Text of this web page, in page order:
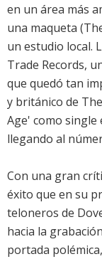
en un área más
una maqueta
un estudio local.
Trade Records,
que quedó tan
y británico de
Age' como single
llegando al
Con una gran
éxito que en su
teloneros de
hacia la
portada